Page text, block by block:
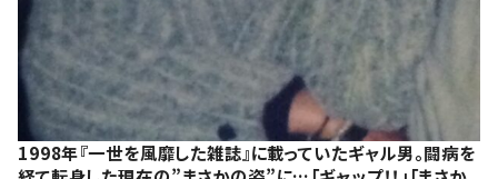
1998年『一世を風靡した雑誌』に載っていたギャル男。闘病を